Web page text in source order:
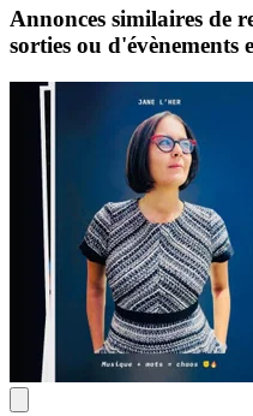
Annonces similaires de
sorties ou d'évènements